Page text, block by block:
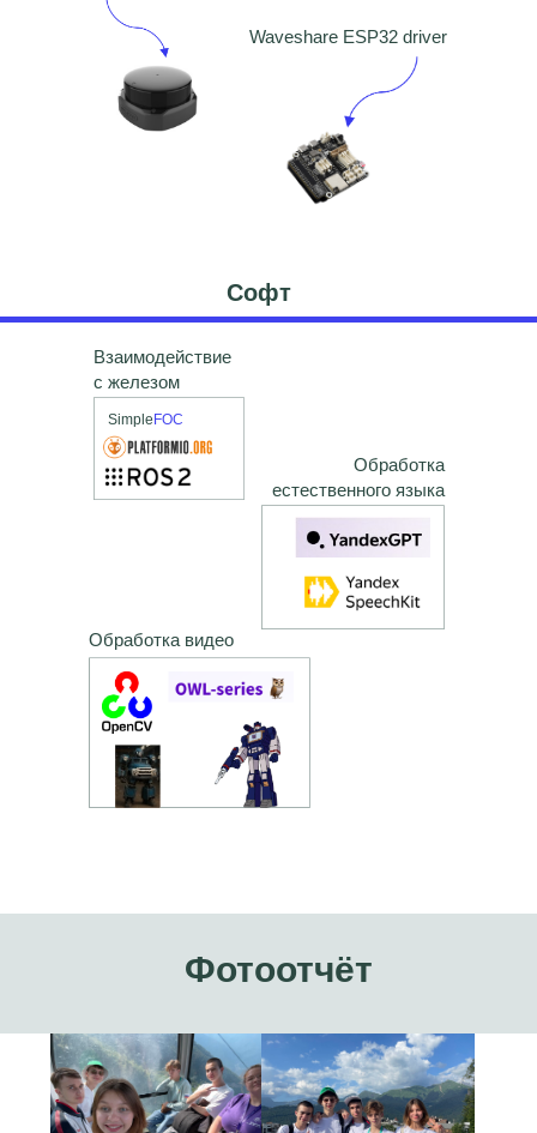
Взаимодействие
с железом
Обработка
естественного языка
Обработка видео
Софт
Simple FOC
Waveshare ESP32 driver
Фотоотчёт